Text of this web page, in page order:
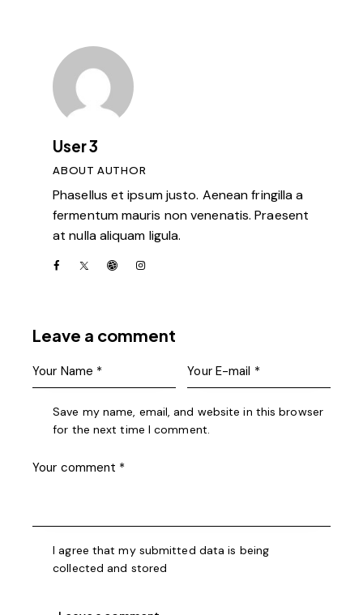
User 3
ABOUT AUTHOR
Phasellus et ipsum justo. Aenean fringilla a
fermentum mauris non venenatis. Praesent
at nulla aliquam ligula.
Leave a comment
Save my name, email, and website in this browser
for the next time I comment.
I agree that my submitted data is being
collected and stored